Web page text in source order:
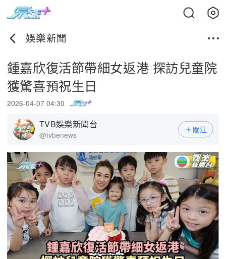
娛樂新聞
鍾嘉欣復活節帶細女返港 探訪兒童院
獲驚喜預祝生日
2026-04-07 04:30
TVB娛樂新聞台
@tvbenews
關注